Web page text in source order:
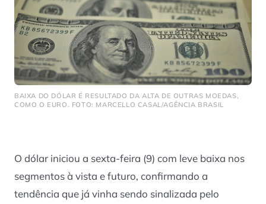
BAIXA DO DÓLAR É RESULTADO DA ALTA DE OUTRAS MOEDAS,
COMO O EURO. FOTO: MARCELLO CASAL/AGÊNCIA BRASIL
O dólar iniciou a sexta-feira (9) com leve baixa nos
segmentos à vista e futuro, confirmando a
tendência que já vinha sendo sinalizada pelo